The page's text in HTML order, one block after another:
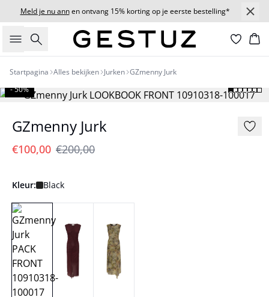
Meld je nu annen ontvang 15% korting op je eerste bestelling*
Zoeken
Startpagina Alles bekijken Jurken GZmenny Jurk
- 50%
GZmenny Jurk
€100,00 €200,00
Kleur: Black